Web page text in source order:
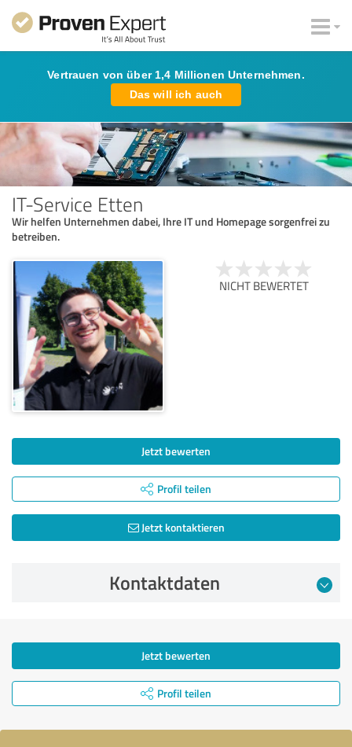
Vertrauen von über 1,4 Millionen Unternehmen.
Das will ich auch
IT-Service Etten
Wir helfen Unternehmen dabei, Ihre IT und Homepage sorgenfrei zu
betreiben.
NICHT BEWERTET
Jetzt bewerten
Profil teilen
Jetzt kontaktieren
Kontaktdaten
Jetzt bewerten
Profil teilen